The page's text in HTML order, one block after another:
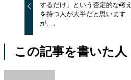
するだけ」という否定的な考え
を持つ人が大半だと思います
が…。
この記事を書いた人